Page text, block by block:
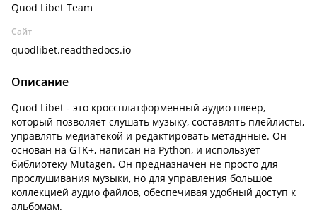
Quod Libet Team
Сайт
quodlibet.readthedocs.io
Описание
Quod Libet - это кроссплатформенный аудио плеер,
который позволяет слушать музыку, составлять плейлисты,
управлять медиатекой и редактировать метаднные. Он
основан на GTK+, написан на Python, и использует
библиотеку Mutagen. Он предназначен не просто для
прослушивания музыки, но для управления большое
коллекцией аудио файлов, обеспечивая удобный доступ к
альбомам.